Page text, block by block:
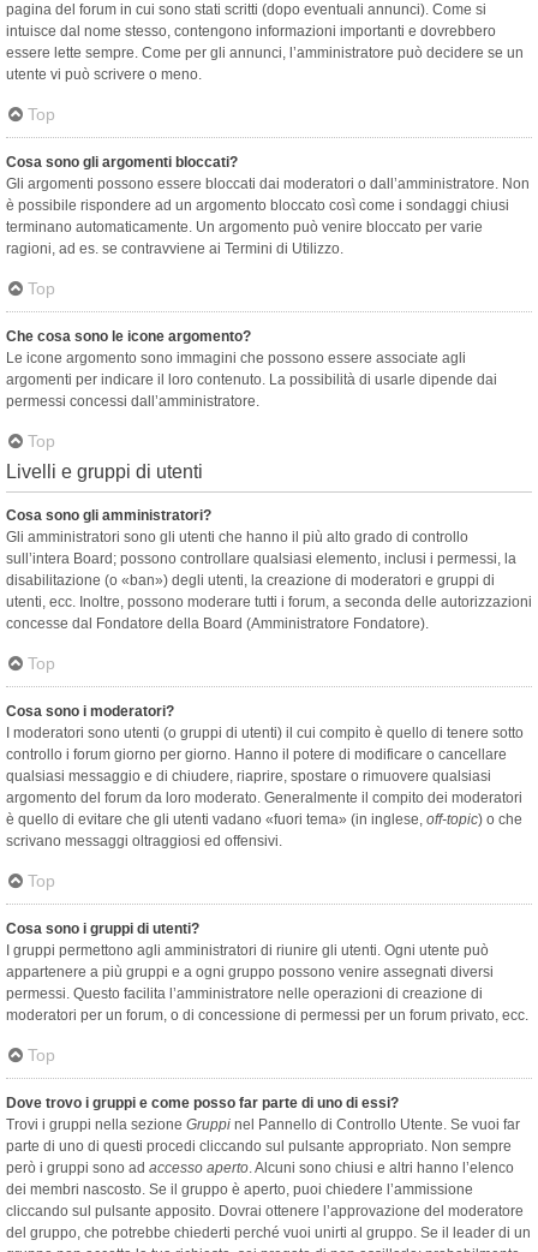
pagina del forum in cui sono stati scritti (dopo eventuali annunci). Come si
intuisce dal nome stesso, contengono informazioni importanti e dovrebbero
essere lette sempre. Come per gli annunci, l’amministratore può decidere se un
utente vi può scrivere o meno.
Top
Cosa sono gli argomenti bloccati?
Gli argomenti possono essere bloccati dai moderatori o dall’amministratore. Non
è possibile rispondere ad un argomento bloccato così come i sondaggi chiusi
terminano automaticamente. Un argomento può venire bloccato per varie
ragioni, ad es. se contravviene ai Termini di Utilizzo.
Top
Che cosa sono le icone argomento?
Le icone argomento sono immagini che possono essere associate agli
argomenti per indicare il loro contenuto. La possibilità di usarle dipende dai
permessi concessi dall’amministratore.
Top
Livelli e gruppi di utenti
Cosa sono gli amministratori?
Gli amministratori sono gli utenti che hanno il più alto grado di controllo
sull’intera Board; possono controllare qualsiasi elemento, inclusi i permessi, la
disabilitazione (o «ban») degli utenti, la creazione di moderatori e gruppi di
utenti, ecc. Inoltre, possono moderare tutti i forum, a seconda delle autorizzazioni
concesse dal Fondatore della Board (Amministratore Fondatore).
Top
Cosa sono i moderatori?
I moderatori sono utenti (o gruppi di utenti) il cui compito è quello di tenere sotto
controllo i forum giorno per giorno. Hanno il potere di modificare o cancellare
qualsiasi messaggio e di chiudere, riaprire, spostare o rimuovere qualsiasi
argomento del forum da loro moderato. Generalmente il compito dei moderatori
è quello di evitare che gli utenti vadano «fuori tema» (in inglese, off-topic) o che
scrivano messaggi oltraggiosi ed offensivi.
Top
Cosa sono i gruppi di utenti?
I gruppi permettono agli amministratori di riunire gli utenti. Ogni utente può
appartenere a più gruppi e a ogni gruppo possono venire assegnati diversi
permessi. Questo facilita l’amministratore nelle operazioni di creazione di
moderatori per un forum, o di concessione di permessi per un forum privato, ecc.
Top
Dove trovo i gruppi e come posso far parte di uno di essi?
Trovi i gruppi nella sezione Gruppi nel Pannello di Controllo Utente. Se vuoi far
parte di uno di questi procedi cliccando sul pulsante appropriato. Non sempre
però i gruppi sono ad accesso aperto. Alcuni sono chiusi e altri hanno l’elenco
dei membri nascosto. Se il gruppo è aperto, puoi chiedere l’ammissione
cliccando sul pulsante apposito. Dovrai ottenere l’approvazione del moderatore
del gruppo, che potrebbe chiederti perché vuoi unirti al gruppo. Se il leader di un